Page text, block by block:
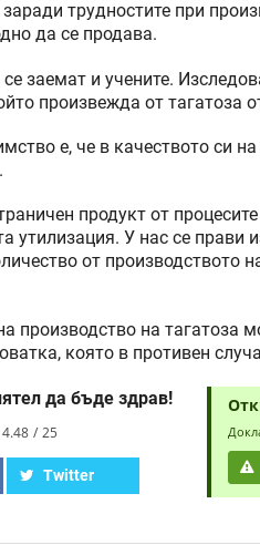
трудностите при
да се продава.
заемат и учените.
произвежда от тагатоза
е, че в качеството си
продукт от
утилизация. У нас се прави
от производството
производство на тагатоза
която в противен
да бъде здрав!
4.48 25
Twitter